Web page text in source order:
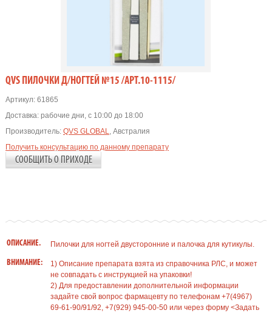
QVS ПИЛОЧКИ Д/НОГТЕЙ №15 /АРТ.10-1115/
Артикул:61865
Доставка: рабочие дни, с 10:00 до 18:00
Производитель: QVS GLOBAL, Австралия
Получить консультацию по данному препарату
СООБЩИТЬ О ПРИХОДЕ
ОПИСАНИЕ. Пилочки для ногтей двусторонние и палочка для кутикулы.
ВНИМАНИЕ:
1) Описание препарата взята из справочника РЛС, и может
не совпадать с инструкцией на упаковки!
2) Для предоставлении дополнительной информации
задайте свой вопрос фармацевту по телефонам +7(4967)
69-61-90/91/92, +7(929) 945-00-50 или через форму <Задать